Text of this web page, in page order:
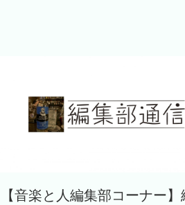
【音楽と人編集部コーナー】